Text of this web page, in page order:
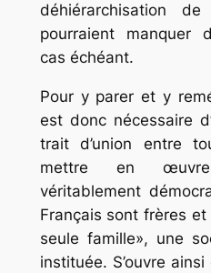
déhiérarchisation
pourraient manquer
cas échéant.
Pour y parer et y
est donc nécessaire
trait d’union entre
mettre en
véritablement
Français sont frères et
seule famille», une
instituée. S’ouvre